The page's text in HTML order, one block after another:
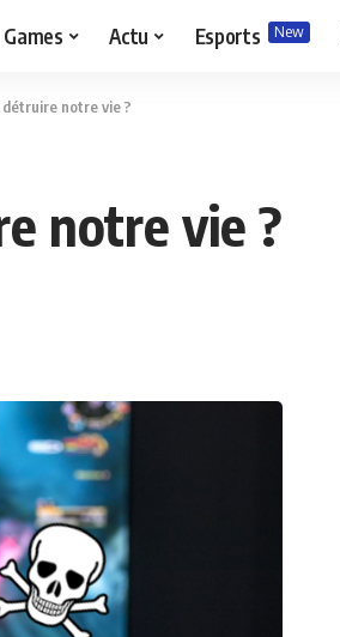
Games Actu Esports New
notre vie ?
notre vie ?